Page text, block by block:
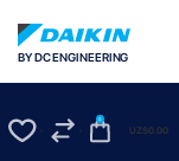
BY DC ENGINEERING
0
UZS0.00